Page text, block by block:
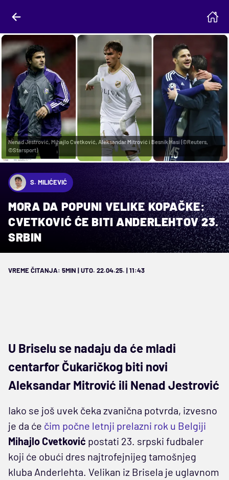
Nenad Jestrović, Mihajlo Cvetković, Aleksandar Mitrović i Besnik Hasi (©Reuters,
©Starsport)
S. MILIĆEVIĆ
MORA DA POPUNI VELIKE KOPAČKE:
CVETKOVIĆ ĆE BITI ANDERLEHTOV 23.
SRBIN
VREME ČITANJA: 5MIN | UTO. 22.04.25. | 11:43
U Briselu se nadaju da će mladi
centarfor Čukaričkog biti novi
Aleksandar Mitrović ili Nenad Jestrović
Iako se još uvek čeka zvanična potvrda, izvesno
je da će čim počne letnji prelazni rok u Belgiji
Mihajlo Cvetković postati 23. srpski fudbaler
koji će obući dres najtrofejnijeg tamošnjeg
kluba Anderlehta. Velikan iz Brisela je uglavnom